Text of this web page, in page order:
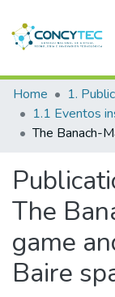
Communities &
Research Outputs
People
Statistics
Home
1.1 Eventos
The
game
Baire